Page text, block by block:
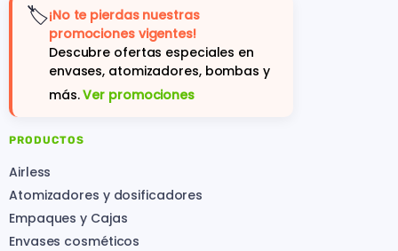
🏷️¡No te pierdas nuestras
promociones vigentes!
Descubre ofertas especiales en
envases, atomizadores, bombas y
más.Ver promociones
PRODUCTOS
Airless
Atomizadores y dosificadores
Empaques y Cajas
Envases cosméticos